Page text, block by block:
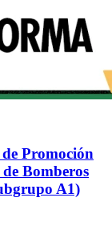
Promoción
Bomberos
A1)